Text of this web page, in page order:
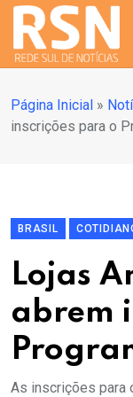
Página Inicial »
inscrições para o
BRASIL
Lojas
abrem
As inscrições para